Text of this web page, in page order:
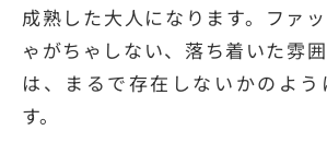
成熟した大人になります。ファ
ゃがちゃしない、落ち着いた雰
は、まるで存在しないかのよう
す。